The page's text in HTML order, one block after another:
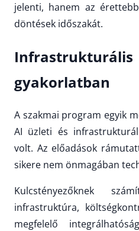
jelenti, hanem az
döntések időszakát.
gyakorlatban
A szakmai program egyik
AI üzleti és
volt. Az előadások
sikere nem önmagában
Kulcstényezőknek
infrastruktúra,
megfelelő